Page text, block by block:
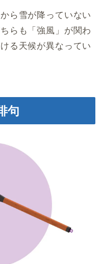
ら雪が降っていない
らも「強風」が関わ
る天候が異なってい
句